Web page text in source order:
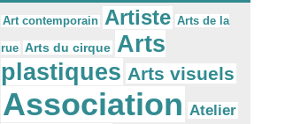
Art contemporain Artiste Arts de la
rue Arts du cirque Arts
plastiques Arts visuels
Association Atelier